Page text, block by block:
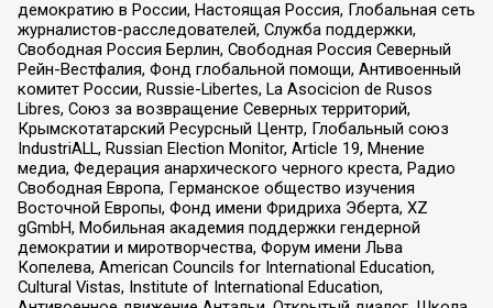
демократию в России, Настоящая Россия, Глобальная сеть
журналистов-расследователей, Служба поддержки,
Свободная Россия Берлин, Свободная Россия Северный
Рейн-Вестфалия, Фонд глобальной помощи, Антивоенный
комитет России, Russie-Libertes, La Asocicion de Rusos
Libres, Союз за возвращение Северных территорий,
Крымскотатарский Ресурсный Центр, Глобальный союз
IndustriALL, Russian Election Monitor, Article 19, Мнение
медиа, Федерация анархического черного креста, Радио
Свободная Европа, Германское общество изучения
Восточной Европы, Фонд имени Фридриха Эберта, XZ
gGmbH, Мобильная академия поддержки гендерной
демократии и миротворчества, Форум имени Льва
Копелева, American Councils for International Education,
Cultural Vistas, Institute of International Education,